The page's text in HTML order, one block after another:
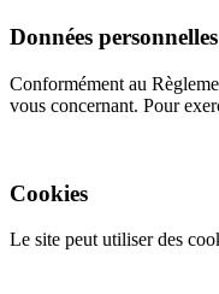
Données personnelles
Conformément au
vous concernant. Pour
Cookies
Le site peut utiliser des